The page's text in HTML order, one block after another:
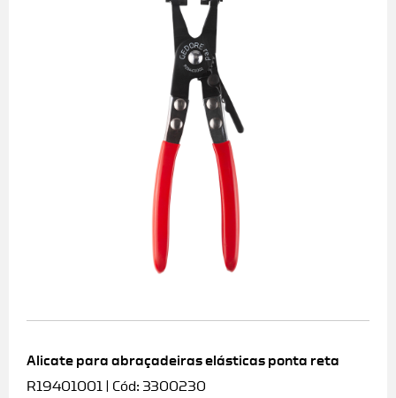
Alicate para abraçadeiras elásticas ponta reta
R19401001 | Cód: 3300230